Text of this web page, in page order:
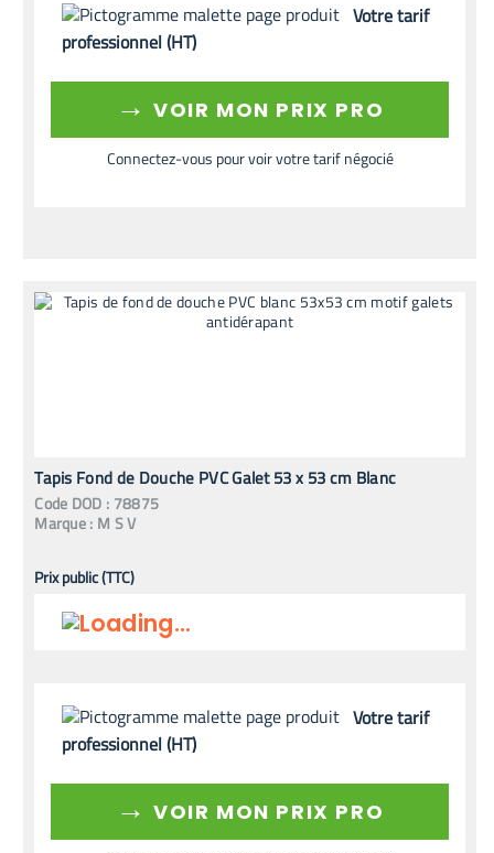
Votre tarif
professionnel (HT)
→ VOIR MON PRIX PRO
Connectez-vous pour voir votre tarif négocié
Tapis Fond de Douche PVC Galet 53 x 53 cm Blanc
Code DOD : 78875
Marque : M S V
Prix public (TTC)
Votre tarif
professionnel (HT)
→ VOIR MON PRIX PRO